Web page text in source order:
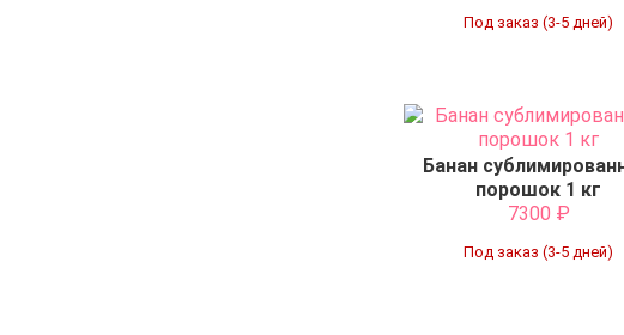
Под заказ (3-5 дней)
Банан
порошок 1 кг
7300 ₽
Под заказ (3-5 дней)